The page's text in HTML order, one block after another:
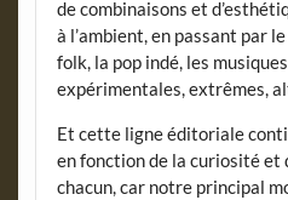
de combinaisons et
à l’ambient, en passant par
folk, la pop indé, les
expérimentales, extrêmes,
Et cette ligne éditoriale
en fonction de la curiosité et
chacun, car notre principal